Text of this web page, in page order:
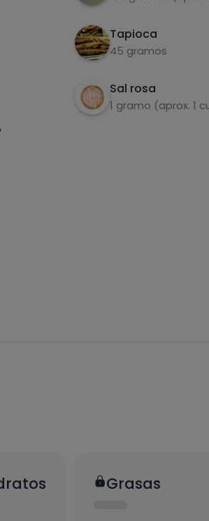
Tapioca
45 gramos
Sal rosa
1 gramo (aprox. 1
Grasas